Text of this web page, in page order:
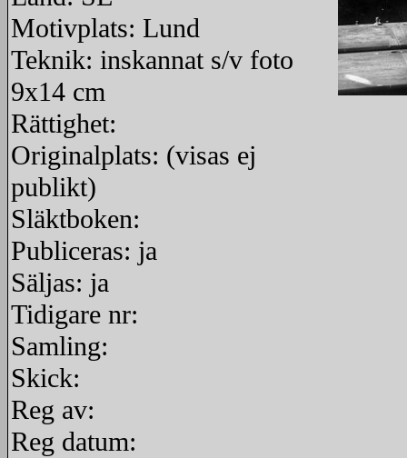
Motivplats: Lund
Teknik: inskannat s/v foto
9x14 cm
Rättighet:
Originalplats: (visas ej
publikt)
Släktboken:
Publiceras: ja
Säljas: ja
Tidigare nr:
Samling:
Skick:
Reg av:
Reg datum: